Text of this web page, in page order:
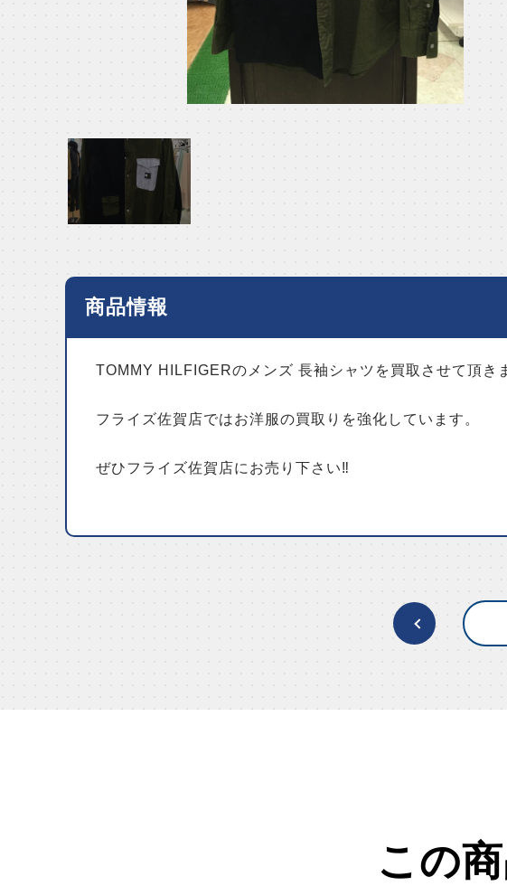
商品情報
TOMMY HILFIGERのメンズ 長袖シャツを買取させて頂き
フライズ佐賀店ではお洋服の買取りを強化しています。
ぜひフライズ佐賀店にお売り下さい‼
この